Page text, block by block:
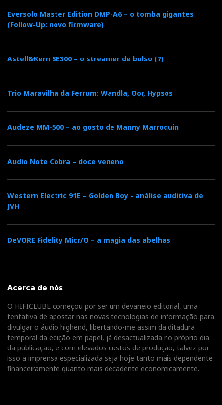
Eversolo Master Edition DMP-A6 – o tomba gigantes
(Follow-Up: novo firmware)
Astell&Kern SE300 – o streamer de bolso (7)
Trio Maravilha da Ferrum: Wandla, Oor, Hypsos
Audeze MM-500 – ao gosto de Manny Marroquin
Audio Note Cobra – doce veneno
Western Electric 91E – Golden Boy - análise auditiva de
JVH
DeVORE Fidelity Micr/O – a magia das abelhas
Acerca de nós
O HIFICLUBE começou por ser um devaneio editorial, uma
tentativa de apostar nas novas tecnologias de informação para
divulgar o áudio highend, libertando-me assim da ditadura
temporal da edição em papel, já desactualizada no próprio dia
da publicação, e com elevados custos de produção, talvez por
isso a imprensa especializada seja hoje tanto mais dependente
financeiramente quanto mais decadente economicamente.